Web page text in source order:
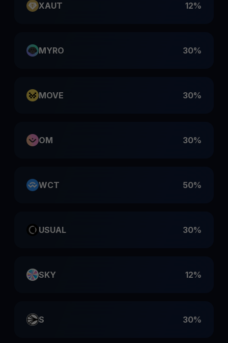
XAUT 12%
MYRO 30%
MOVE 30%
OM 30%
WCT 50%
USUAL 30%
SKY 12%
S 30%